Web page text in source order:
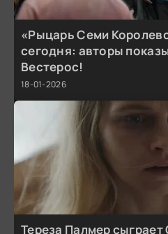
«Рыцарь Семи
сегодня: авторы
Вестерос!
18-01-2026
Тереза Палмер